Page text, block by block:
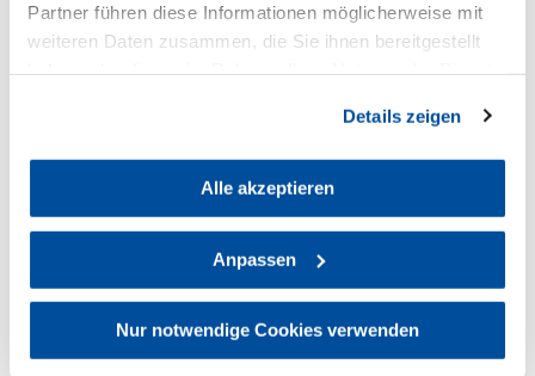
Partner führen diese Informationen möglicherweise mit
weiteren Daten zusammen, die Sie ihnen bereitgestellt
Cookies, wenn Sie unsere Webseite weiterhin nutzen.
Details zeigen
Alle akzeptieren
Anpassen
Nur notwendige Cookies verwenden
Downloads & wichtige Informationen
Benutzer- und Transport-Informationen
Bilddateien
Passende Produkte